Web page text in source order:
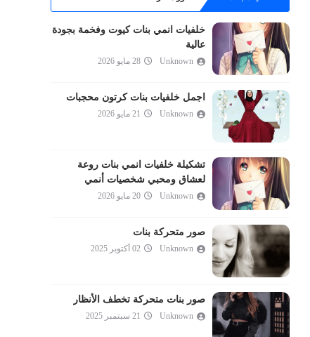
خلفيات انمي بنات كيوت وفخمة بجودة
عالية
Unknown 28 مايو 2026
اجمل خلفيات بنات كرتون محجبات
Unknown 21 مايو 2026
تشكيلة خلفيات انمي بنات روعة
لعشاق ومحبي شخصيات أنمي
Unknown 20 مايو 2026
صور متحركة بنات
Unknown 02 أكتوبر 2025
صور بنات متحركة تخطف الأنظار
Unknown 21 سبتمبر 2025